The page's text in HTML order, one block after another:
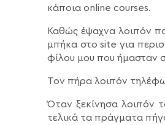
κάποια online courses.
Καθώς έψαχνα λοιπόν
μπήκα στο site για
φίλου μου που ήμασταν
Τον πήρα λοιπόν
Όταν ξεκίνησα λοιπόν
τελικά τα πράγματα